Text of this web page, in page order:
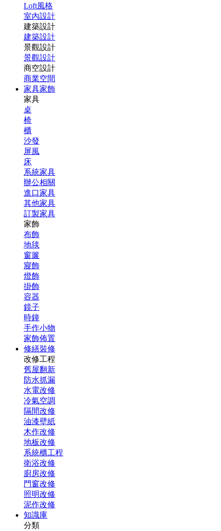
Loft風格
室內設計
建築設計
建築設計
景觀設計
景觀設計
商空設計
商業空間
家具家飾
家具
桌
椅
櫃
沙發
屏風
床
系統家具
辦公相關
進口家具
其他家具
訂製家具
家飾
布飾
地毯
窗簾
寢飾
燈飾
掛飾
容器
鏡子
時鐘
手作小物
家飾佈置
修繕裝修
改修工程
舊屋翻新
防水抓漏
水電改修
冷氣空調
隔間改修
油漆壁紙
木作改修
地板改修
系統櫃工程
衛浴改修
廚房改修
門窗改修
照明改修
泥作改修
知識庫
分類